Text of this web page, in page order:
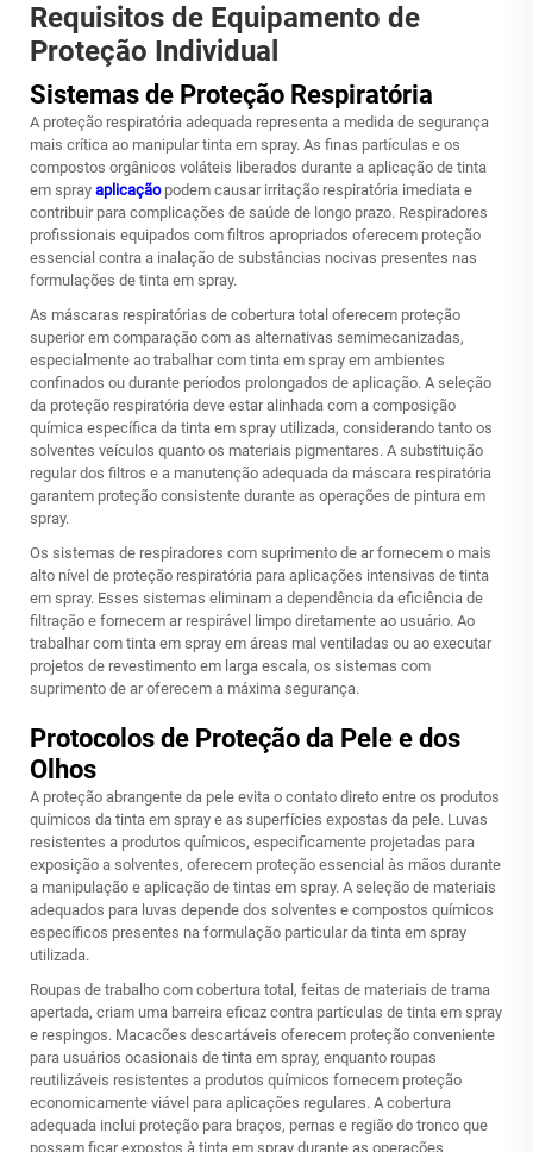
Requisitos de Equipamento de
Proteção Individual
Sistemas de Proteção Respiratória
A proteção respiratória adequada representa a medida de segurança
mais crítica ao manipular tinta em spray. As finas partículas e os
compostos orgânicos voláteis liberados durante a aplicação de tinta
em spray aplicação podem causar irritação respiratória imediata e
contribuir para complicações de saúde de longo prazo. Respiradores
profissionais equipados com filtros apropriados oferecem proteção
essencial contra a inalação de substâncias nocivas presentes nas
formulações de tinta em spray.
As máscaras respiratórias de cobertura total oferecem proteção
superior em comparação com as alternativas semimecanizadas,
especialmente ao trabalhar com tinta em spray em ambientes
confinados ou durante períodos prolongados de aplicação. A seleção
da proteção respiratória deve estar alinhada com a composição
química específica da tinta em spray utilizada, considerando tanto os
solventes veículos quanto os materiais pigmentares. A substituição
regular dos filtros e a manutenção adequada da máscara respiratória
garantem proteção consistente durante as operações de pintura em
spray.
Os sistemas de respiradores com suprimento de ar fornecem o mais
alto nível de proteção respiratória para aplicações intensivas de tinta
em spray. Esses sistemas eliminam a dependência da eficiência de
filtração e fornecem ar respirável limpo diretamente ao usuário. Ao
trabalhar com tinta em spray em áreas mal ventiladas ou ao executar
projetos de revestimento em larga escala, os sistemas com
suprimento de ar oferecem a máxima segurança.
Protocolos de Proteção da Pele e dos
Olhos
A proteção abrangente da pele evita o contato direto entre os produtos
químicos da tinta em spray e as superfícies expostas da pele. Luvas
resistentes a produtos químicos, especificamente projetadas para
exposição a solventes, oferecem proteção essencial às mãos durante
a manipulação e aplicação de tintas em spray. A seleção de materiais
adequados para luvas depende dos solventes e compostos químicos
específicos presentes na formulação particular da tinta em spray
utilizada.
Roupas de trabalho com cobertura total, feitas de materiais de trama
apertada, criam uma barreira eficaz contra partículas de tinta em spray
e respingos. Macacões descartáveis oferecem proteção conveniente
para usuários ocasionais de tinta em spray, enquanto roupas
reutilizáveis resistentes a produtos químicos fornecem proteção
economicamente viável para aplicações regulares. A cobertura
adequada inclui proteção para braços, pernas e região do tronco que
possam ficar expostos à tinta em spray durante as operações